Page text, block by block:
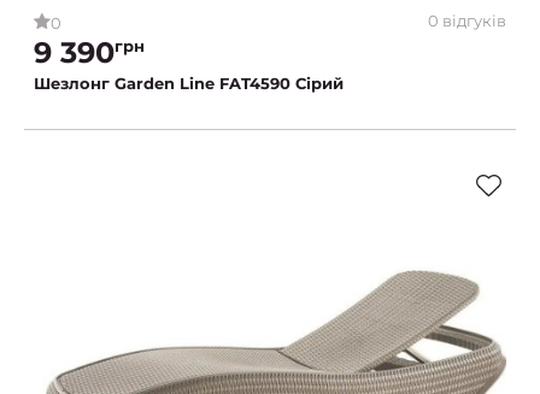
0 0 відгуків
9 390грн
Шезлонг Garden Line FAT4590 Сірий